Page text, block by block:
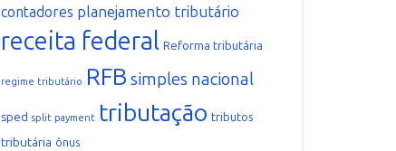
contadores planejamento tributário
receita federal Reforma tributária
regime tributário RFB simples nacional
sped split payment tributação tributos
tributária ônus